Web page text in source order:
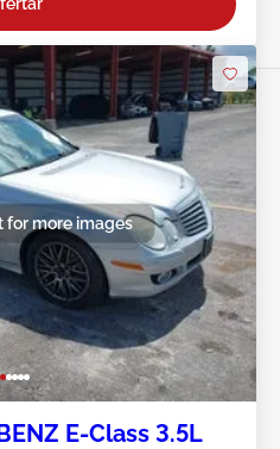
for more images
E-Class 3.5L